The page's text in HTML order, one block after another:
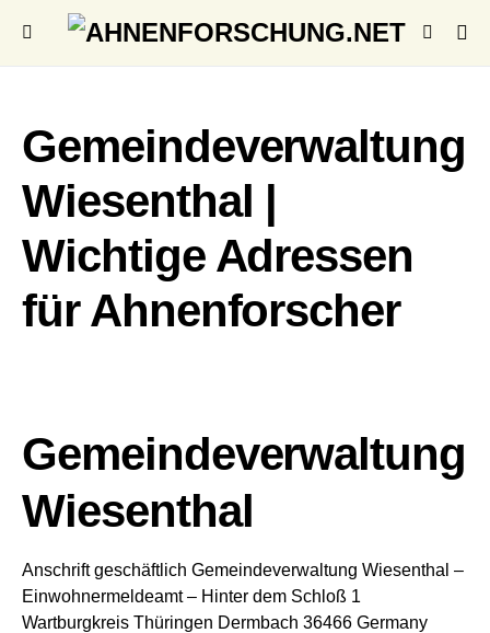
Gemeindeverwaltung
Wiesenthal |
Wichtige Adressen
für Ahnenforscher
Gemeindeverwaltung
Wiesenthal
Anschrift geschäftlich Gemeindeverwaltung Wiesenthal –
Einwohnermeldeamt – Hinter dem Schloß 1
Wartburgkreis Thüringen Dermbach 36466 Germany